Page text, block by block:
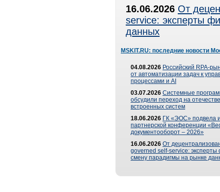
16.06.2026 От
service: эксперты
данных
MSKIT.RU: последние новости
04.08.2026 Российский RPA-
от автоматизации задач к
процессами и AI
03.07.2026 Системные
обсудили переход на
встроенных систем
18.06.2026 ГК «ЭОС» подвела
партнерской конференции
документооборот – 2026»
16.06.2026 От
governed self-service: эксперты
смену парадигмы на рынке